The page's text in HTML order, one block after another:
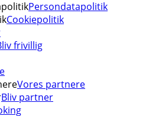
Persondatapolitik
Cookiepolitik
frivillig
Vores partnere
Bliv partner